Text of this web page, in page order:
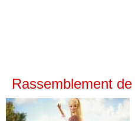
Rassemblement